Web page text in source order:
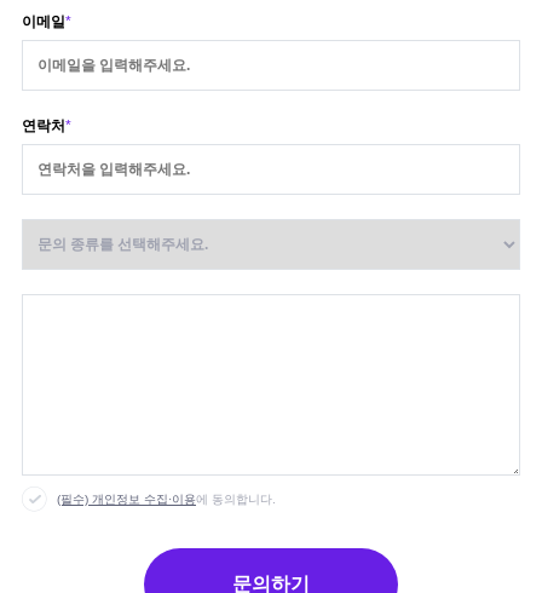
이메일*
연락처*
(필수) 개인정보 수집·이용에 동의합니다.
문의하기